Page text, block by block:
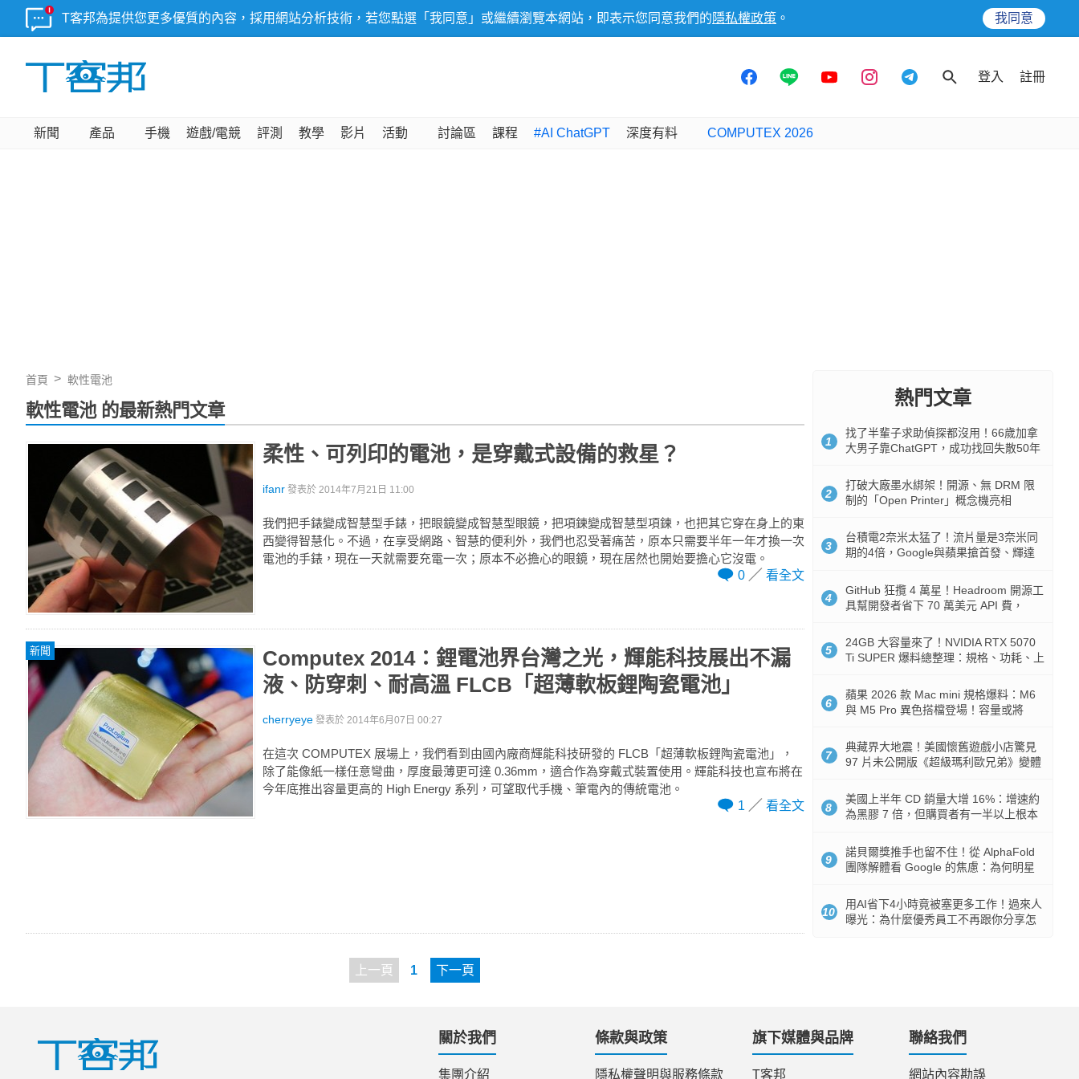
T客邦為提供您更多優質的內容，採用網站分析技術，若您點選「我同意」或繼續瀏覽本網站，即表示您同意我們的 隱私權政策 。 我同意
登入 註冊
新聞 產品 手機 遊戲/電競 評測 教學 影片 活動 討論區 課程 #AI ChatGPT 深度有料 COMPUTEX 2026
首頁 軟性電池
軟性電池 的最新熱門文章
柔性、可列印的電池，是穿戴式設備的救星？
ifanr 發表於 2014年7月21日 11:00
我們把手錶變成智慧型手錶，把眼鏡變成智慧型眼鏡，把項鍊變成智慧型項鍊，也把其它穿在身上的東
西變得智慧化。不過，在享受網路、智慧的便利外，我們也忍受著痛苦，原本只需要半年一年才換一次
電池的手錶，現在一天就需要充電一次；原本不必擔心的眼鏡，現在居然也開始要擔心它沒電。
0
看全文
新聞
Computex 2014：鋰電池界台灣之光，輝能科技展出不漏
液、防穿刺、耐高溫 FLCB「超薄軟板鋰陶瓷電池」
cherryeye 發表於 2014年6月07日 00:27
在這次 COMPUTEX 展場上，我們看到由國內廠商輝能科技研發的 FLCB「超薄軟板鋰陶瓷電池」，
除了能像紙一樣任意彎曲，厚度最薄更可達 0.36mm，適合作為穿戴式裝置使用。輝能科技也宣布將在
今年底推出容量更高的 High Energy 系列，可望取代手機、筆電內的傳統電池。
1
看全文
上一頁 1 下一頁
熱門文章
1
找了半輩子求助偵探都沒用！66歲加拿
大男子靠ChatGPT，成功找回失散50年
2
打破大廠墨水綁架！開源、無 DRM 限
制的「Open Printer」概念機亮相
3
台積電2奈米太猛了！流片量是3奈米同
期的4倍，Google與蘋果搶首發、輝達
4
GitHub 狂攬 4 萬星！Headroom 開源工
具幫開發者省下 70 萬美元 API 費，
5
24GB 大容量來了！NVIDIA RTX 5070
Ti SUPER 爆料總整理：規格、功耗、上
6
蘋果 2026 款 Mac mini 規格爆料：M6
與 M5 Pro 異色搭檔登場！容量或將
7
典藏界大地震！美國懷舊遊戲小店驚見
97 片未公開版《超級瑪利歐兄弟》變體
8
美國上半年 CD 銷量大增 16%：增速約
為黑膠 7 倍，但購買者有一半以上根本
9
諾貝爾獎推手也留不住！從 AlphaFold
團隊解體看 Google 的焦慮：為何明星
10
用AI省下4小時竟被塞更多工作！過來人
曝光：為什麼優秀員工不再跟你分享怎
關於我們
集團介紹
條款與政策
隱私權聲明與服務條款
旗下媒體與品牌
T客邦
聯絡我們
網站內容勘誤